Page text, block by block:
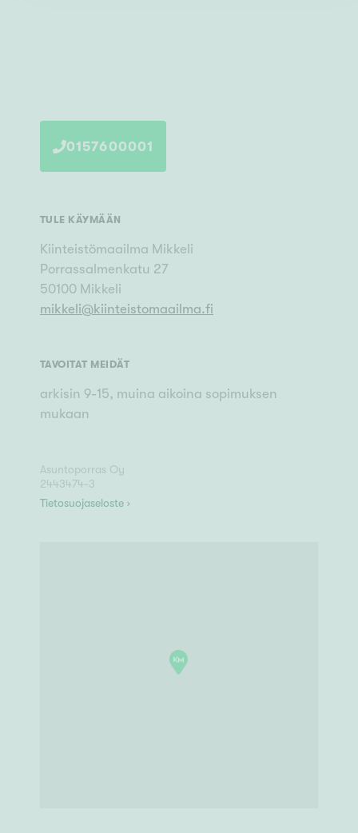
0157600001
TULE KÄYMÄÄN
Kiinteistömaailma Mikkeli
Porrassalmenkatu 27
50100 Mikkeli
mikkeli@kiinteistomaailma.fi
TAVOITAT MEIDÄT
arkisin 9-15, muina aikoina sopimuksen
mukaan
Asuntoporras Oy
2443474-3
Tietosuojaseloste ›